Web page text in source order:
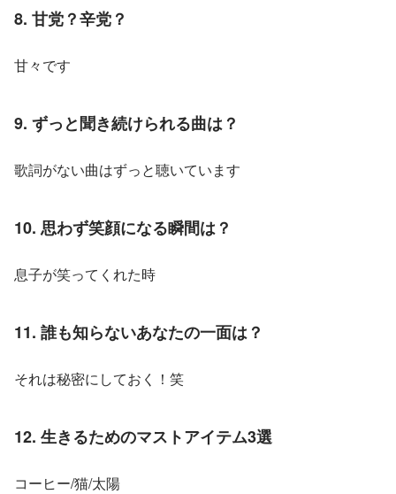
8. 甘党？辛党？
甘々です
9. ずっと聞き続けられる曲は？
歌詞がない曲はずっと聴いています
10. 思わず笑顔になる瞬間は？
息子が笑ってくれた時
11. 誰も知らないあなたの一面は？
それは秘密にしておく！笑
12. 生きるためのマストアイテム3選
コーヒー/猫/太陽